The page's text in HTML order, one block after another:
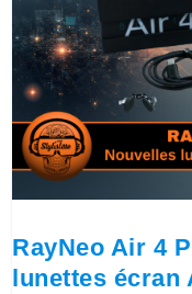
RayNeo Air 4
lunettes écran